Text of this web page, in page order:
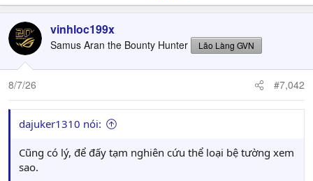
vinhloc199x
Samus Aran the Bounty Hunter Lão Làng GVN
8/7/26 #7,042
dajuker1310 nói:
Cũng có lý, để đấy tạm nghiên cứu thể loại bệ tường xem
sao.